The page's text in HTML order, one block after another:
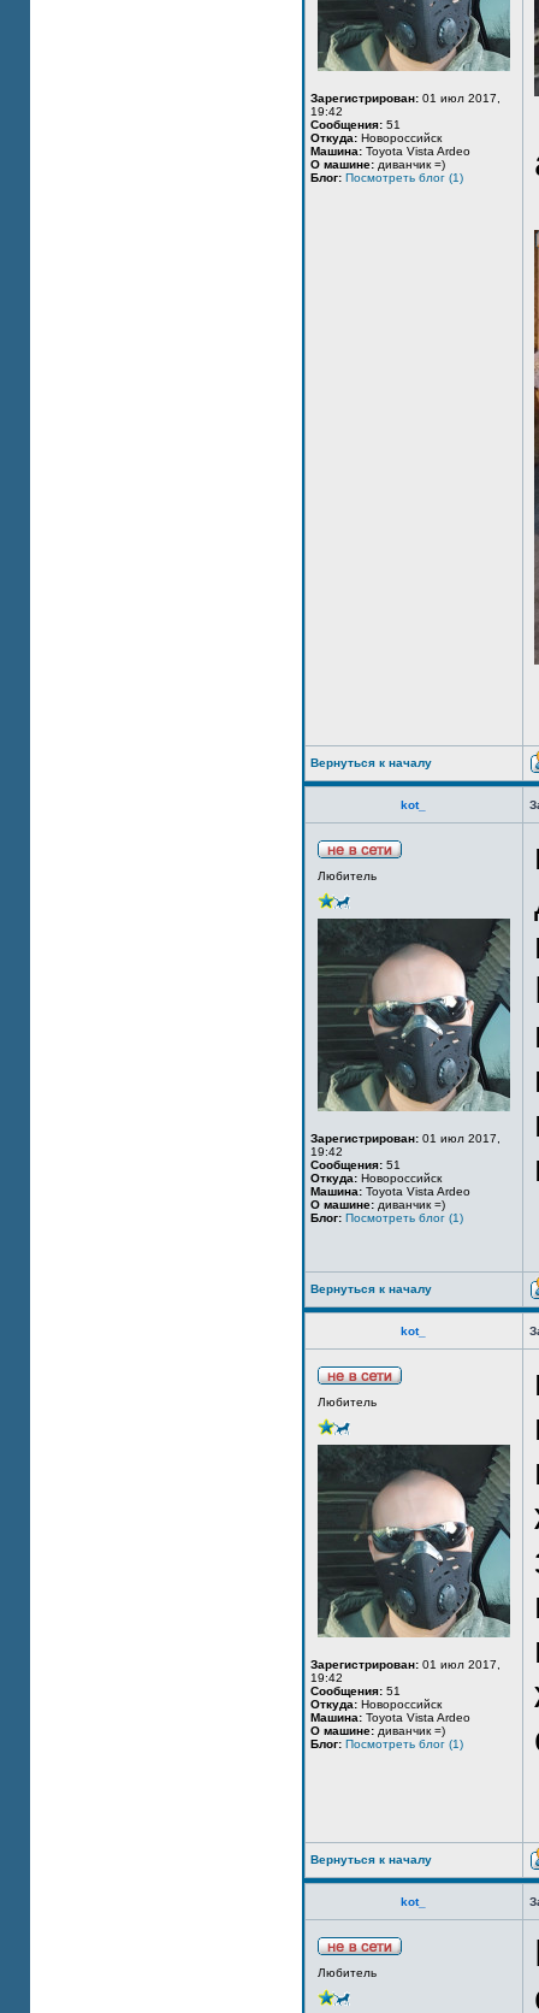
Зарегистрирован: 01 июл 2017,
19:42
Сообщения: 51
Откуда: Новороссийск
Машина: Toyota Vista Ardeo
О машине: диванчик =)
Блог: Посмотреть блог (1)
Вернуться к началу
kot_
Любитель
Зарегистрирован: 01 июл 2017,
19:42
Сообщения: 51
Откуда: Новороссийск
Машина: Toyota Vista Ardeo
О машине: диванчик =)
Блог: Посмотреть блог (1)
Вернуться к началу
kot_
Любитель
Зарегистрирован: 01 июл 2017,
19:42
Сообщения: 51
Откуда: Новороссийск
Машина: Toyota Vista Ardeo
О машине: диванчик =)
Блог: Посмотреть блог (1)
Вернуться к началу
kot_
Любитель